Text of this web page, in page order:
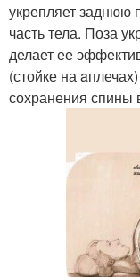
укрепляет заднюю
часть тела. Поза
делает ее
(стойке на
сохранения